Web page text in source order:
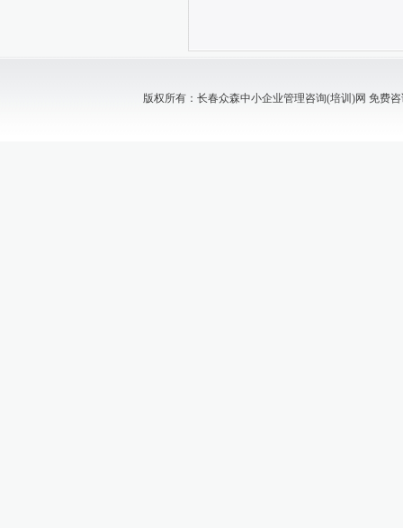
版权所有：长春众森中小企业管理咨询(培训)网 免费咨